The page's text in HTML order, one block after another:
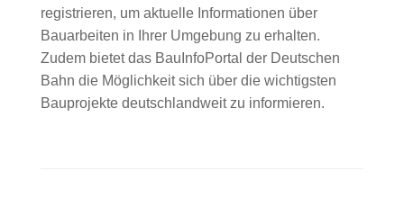
registrieren, um aktuelle Informationen über
Bauarbeiten in Ihrer Umgebung zu erhalten.
Zudem bietet das BauInfoPortal der Deutschen
Bahn die Möglichkeit sich über die wichtigsten
Bauprojekte deutschlandweit zu informieren.